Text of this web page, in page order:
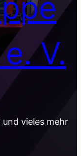
V.
und vieles mehr